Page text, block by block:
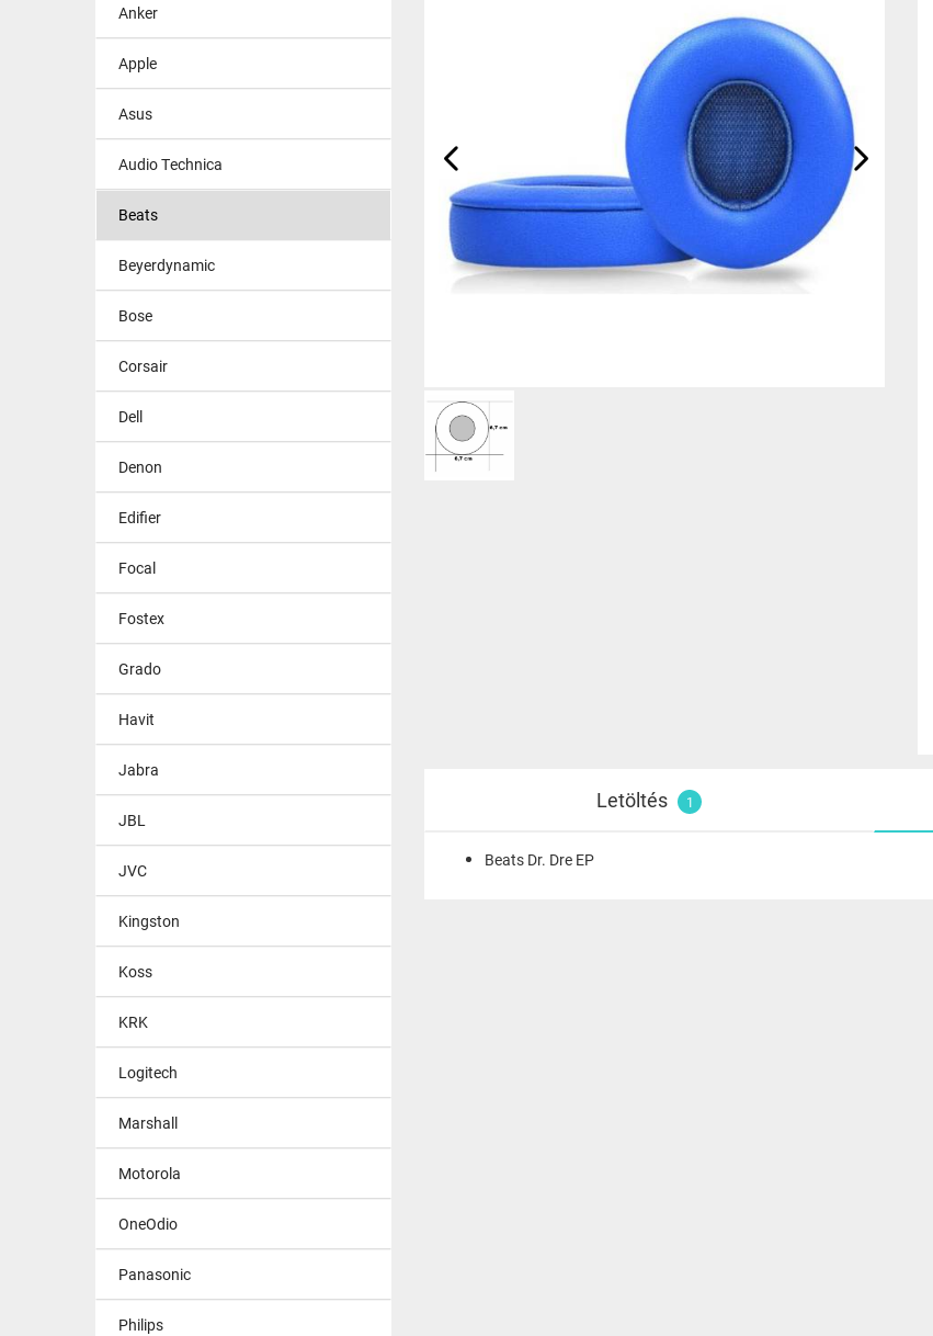
Anker
Apple
Asus
Audio Technica
Beats
Beyerdynamic
Bose
Corsair
Dell
Denon
Edifier
Focal
Fostex
Grado
Havit
Jabra
JBL
JVC
Kingston
Koss
KRK
Logitech
Marshall
Motorola
OneOdio
Panasonic
Philips
Letöltés 1
Beats Dr. Dre EP